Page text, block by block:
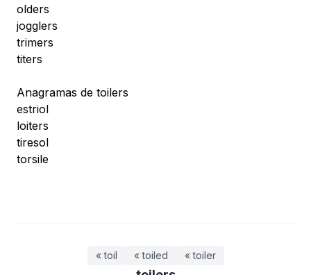
olders
jogglers
trimers
titers
Anagramas de toilers
estriol
loiters
tiresol
torsile
« toil « toiled « toiler